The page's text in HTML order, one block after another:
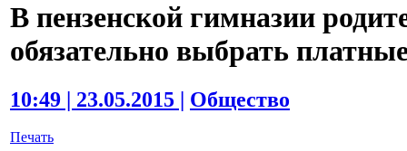
В пензенской гимназии
обязательно выбрать
10:49 | 23.05.2015 | Общество
Печать